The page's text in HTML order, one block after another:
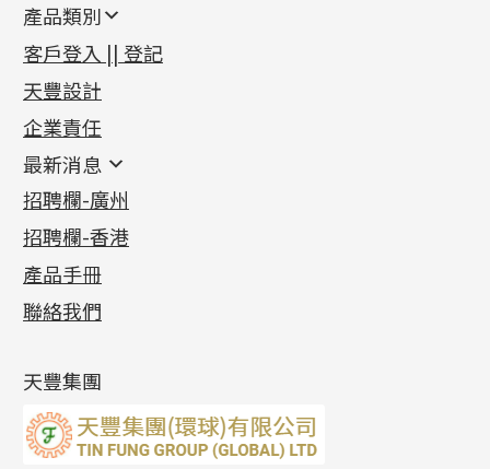
產品類別
新產品
足金系列
足金配件
機織鏈系列
珠仔鏈
镶口链
管狀網鏈
十字車花鏈系列
十字閃O鏈系列
十字錘打鏈系列
側身車花鏈系列
側身鏈系列
雙十字鏈系列
水波鏈系列
蛇骨鏈系列
鏈尾系列
首飾配件
耳環類配件
卷迫系列
螺絲迫系列
梅花迫系列
平臺迫系列
綫拍系列
美拍系列
耳環扣系列
耳綫/耳鈎系列
耳環爪頭
耳環
鏈類配件
動感車花吊墜
調節珠系列
生圈扣系列
龍蝦扣系列
鴨俐制系列
字母吊墜
相盒吊墜
項鏈吊墜
生肖吊墜
其他類配件
珠盤系列
袖口鈕系列
焊片及鐳射綫
空心車花管
珠類配件
無孔光身珠
空心光身珠
無孔批花珠
鑲口類
四爪頭系列
六爪頭系列
車花片
動感車花片
鑲口戒指
鑲口手鏈系列
首飾系列
手镯系列
戒指系列
空心耳環
空心车花管首饰链
空心手鐲系列
貴金屬原料
千足金
記憶金屬系列
記憶戒指
拉簧珠珠手鏈
記憶鈦手鐲
客戶登入 || 登記
天豐設計
企業責任
最新消息
最新消息
各項證書(2)
相片集(9)
展覽會資訊
最新產品資訊
招聘欄-廣州
招聘欄-香港
產品手冊
聯絡我們
天豐集團